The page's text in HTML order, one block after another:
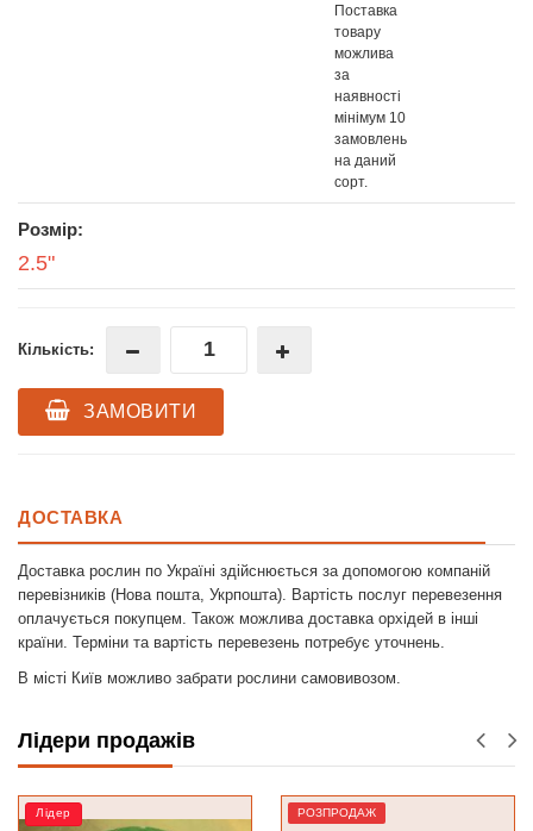
Поставка
товару
можлива
за
наявності
мінімум 10
замовлень
на даний
сорт.
Розмір:
2.5"
Кількість:
ЗАМОВИТИ
ДОСТАВКА
Доставка рослин по Україні здійснюється за допомогою компаній
перевізників (Нова пошта, Укрпошта). Вартість послуг перевезення
оплачується покупцем. Також можлива доставка орхідей в інші
країни. Терміни та вартість перевезень потребує уточнень.
В місті Київ можливо забрати рослини самовивозом.
Лідери продажів